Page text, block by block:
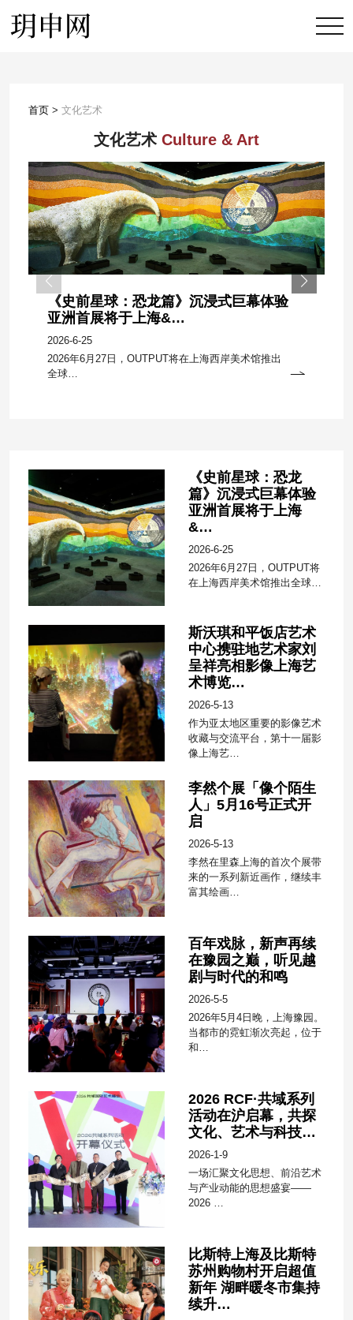
首页 > 文化艺术
文化艺术 Culture & Art
《史前星球：恐龙篇》沉浸式巨幕体验
亚洲首展将于上海&…
2026-6-25
2026年6月27日，OUTPUT将在上海西岸美术馆推出
全球…
《史前星球：恐龙
篇》沉浸式巨幕体验
亚洲首展将于上海
&…
2026-6-25
2026年6月27日，OUTPUT将
在上海西岸美术馆推出全球…
斯沃琪和平饭店艺术
中心携驻地艺术家刘
呈祥亮相影像上海艺
术博览…
2026-5-13
作为亚太地区重要的影像艺术
收藏与交流平台，第十一届影
像上海艺…
李然个展「像个陌生
人」5月16号正式开
启
2026-5-13
李然在里森上海的首次个展带
来的一系列新近画作，继续丰
富其绘画…
百年戏脉，新声再续
在豫园之巅，听见越
剧与时代的和鸣
2026-5-5
2026年5月4日晚，上海豫园。
当都市的霓虹渐次亮起，位于
和…
2026 RCF·共域系列
活动在沪启幕，共探
文化、艺术与科技…
2026-1-9
一场汇聚文化思想、前沿艺术
与产业动能的思想盛宴——
2026 …
比斯特上海及比斯特
苏州购物村开启超值
新年 湖畔暖冬市集持
续升…